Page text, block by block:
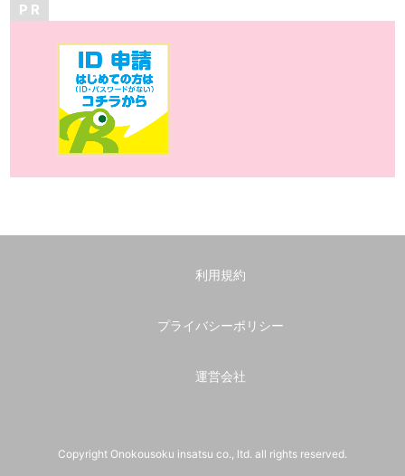
P R
利用規約
プライバシーポリシー
運営会社
Copyright Onokousoku insatsu co., ltd. all rights reserved.